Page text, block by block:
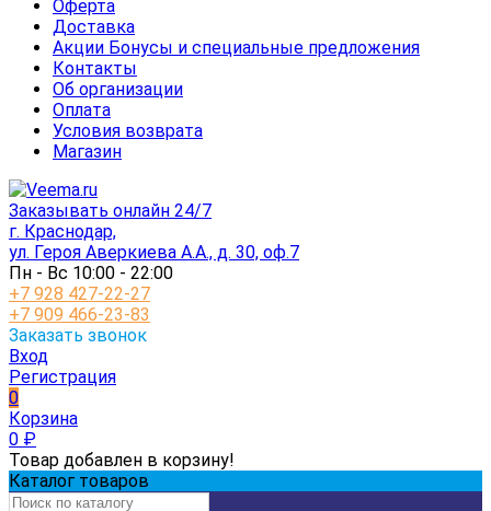
Оферта
Доставка
Акции Бонусы и специальные предложения
Контакты
Об организации
Оплата
Условия возврата
Магазин
Заказывать онлайн 24/7
г. Краснодар,
ул. Героя Аверкиева А.А., д. 30, оф.7
Пн - Вс 10:00 - 22:00
+7 928 427-22-27
+7 909 466-23-83
Заказать звонок
Вход
Регистрация
0
Корзина
0 ₽
Товар добавлен в корзину!
Каталог товаров